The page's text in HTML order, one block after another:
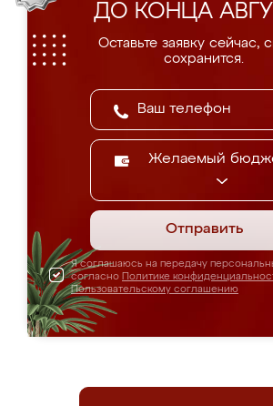
ДО КОНЦА
Оставьте заявку сейчас,
сохранится.
Желаемый
Отправить
Я соглашаюсь на передачу
согласно Политике
Пользовательскому соглашению